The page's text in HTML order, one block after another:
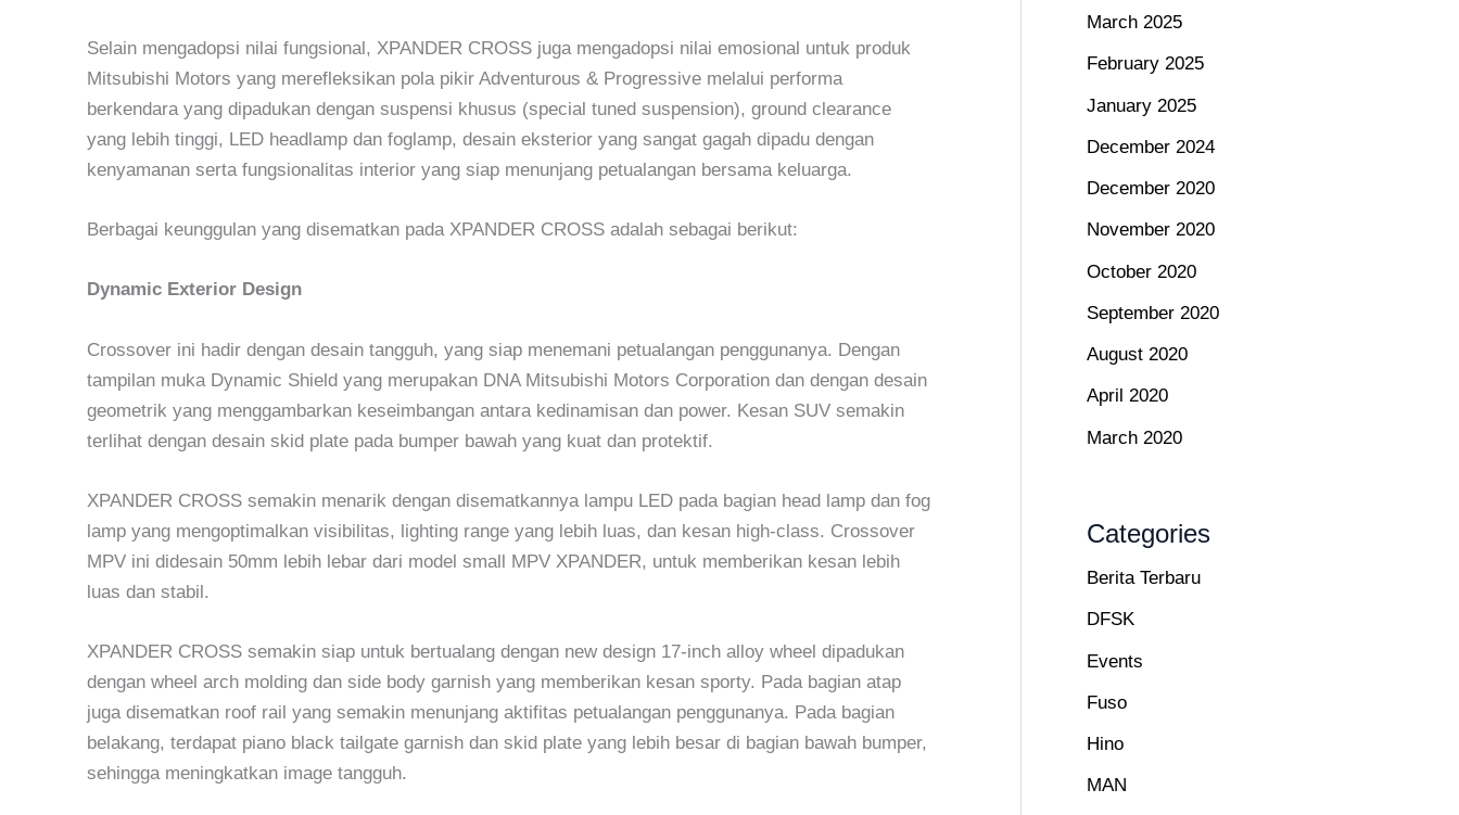
Selain mengadopsi nilai fungsional, XPANDER CROSS juga mengadopsi nilai emosional untuk produk
Mitsubishi Motors yang merefleksikan pola pikir Adventurous & Progressive melalui performa
berkendara yang dipadukan dengan suspensi khusus (special tuned suspension), ground clearance
yang lebih tinggi, LED headlamp dan foglamp, desain eksterior yang sangat gagah dipadu dengan
kenyamanan serta fungsionalitas interior yang siap menunjang petualangan bersama keluarga.
Berbagai keunggulan yang disematkan pada XPANDER CROSS adalah sebagai berikut:
Dynamic Exterior Design
Crossover ini hadir dengan desain tangguh, yang siap menemani petualangan penggunanya. Dengan
tampilan muka Dynamic Shield yang merupakan DNA Mitsubishi Motors Corporation dan dengan desain
geometrik yang menggambarkan keseimbangan antara kedinamisan dan power. Kesan SUV semakin
terlihat dengan desain skid plate pada bumper bawah yang kuat dan protektif.
XPANDER CROSS semakin menarik dengan disematkannya lampu LED pada bagian head lamp dan fog
lamp yang mengoptimalkan visibilitas, lighting range yang lebih luas, dan kesan high-class. Crossover
MPV ini didesain 50mm lebih lebar dari model small MPV XPANDER, untuk memberikan kesan lebih
luas dan stabil.
XPANDER CROSS semakin siap untuk bertualang dengan new design 17-inch alloy wheel dipadukan
dengan wheel arch molding dan side body garnish yang memberikan kesan sporty. Pada bagian atap
juga disematkan roof rail yang semakin menunjang aktifitas petualangan penggunanya. Pada bagian
belakang, terdapat piano black tailgate garnish dan skid plate yang lebih besar di bagian bawah bumper,
sehingga meningkatkan image tangguh.
March 2025
February 2025
January 2025
December 2024
December 2020
November 2020
October 2020
September 2020
August 2020
April 2020
March 2020
Categories
Berita Terbaru
DFSK
Events
Fuso
Hino
MAN